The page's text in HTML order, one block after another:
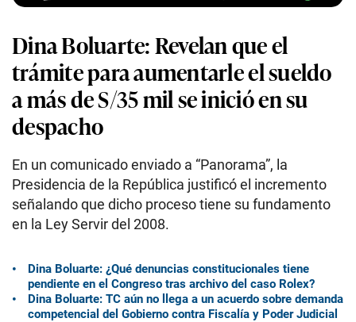
Dina Boluarte: Revelan que el
trámite para aumentarle el sueldo
a más de S/35 mil se inició en su
despacho
En un comunicado enviado a “Panorama”, la
Presidencia de la República justificó el incremento
señalando que dicho proceso tiene su fundamento
en la Ley Servir del 2008.
Dina Boluarte: ¿Qué denuncias constitucionales tiene
pendiente en el Congreso tras archivo del caso Rolex?
Dina Boluarte: TC aún no llega a un acuerdo sobre demanda
competencial del Gobierno contra Fiscalía y Poder Judicial